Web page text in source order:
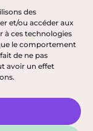
des
et/ou accéder aux
à ces technologies
le comportement
de ne pas
avoir un effet
G8B 5N3
de nos nutritionnistes